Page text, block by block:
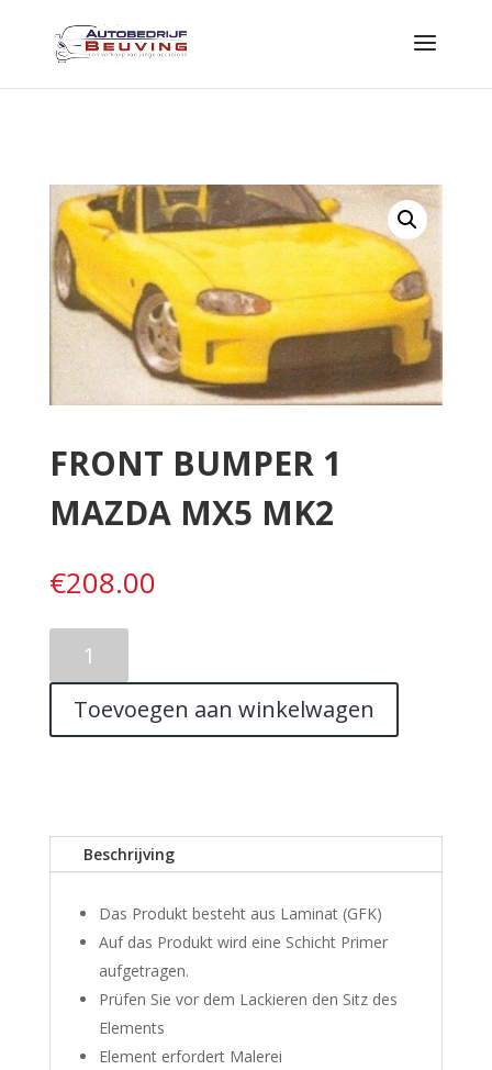
FRONT BUMPER 1
MAZDA MX5 MK2
€208.00
BUMPER
1
MAZDA
MX5
Toevoegen aan winkelwagen
Beschrijving
Das Produkt besteht aus Laminat (GFK)
Auf das Produkt wird eine Schicht Primer
aufgetragen.
Prüfen Sie vor dem Lackieren den Sitz des
Elements
Element erfordert Malerei